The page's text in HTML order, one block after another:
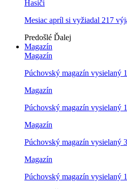
Hasiči
Mesiac apríl si vyžiadal 217
Predošlé Ďalej
Magazín
Magazín
Púchovský magazín vysielaný
Magazín
Púchovský magazín vysielaný
Magazín
Púchovský magazín vysielaný
Magazín
Púchovský magazín vysielaný